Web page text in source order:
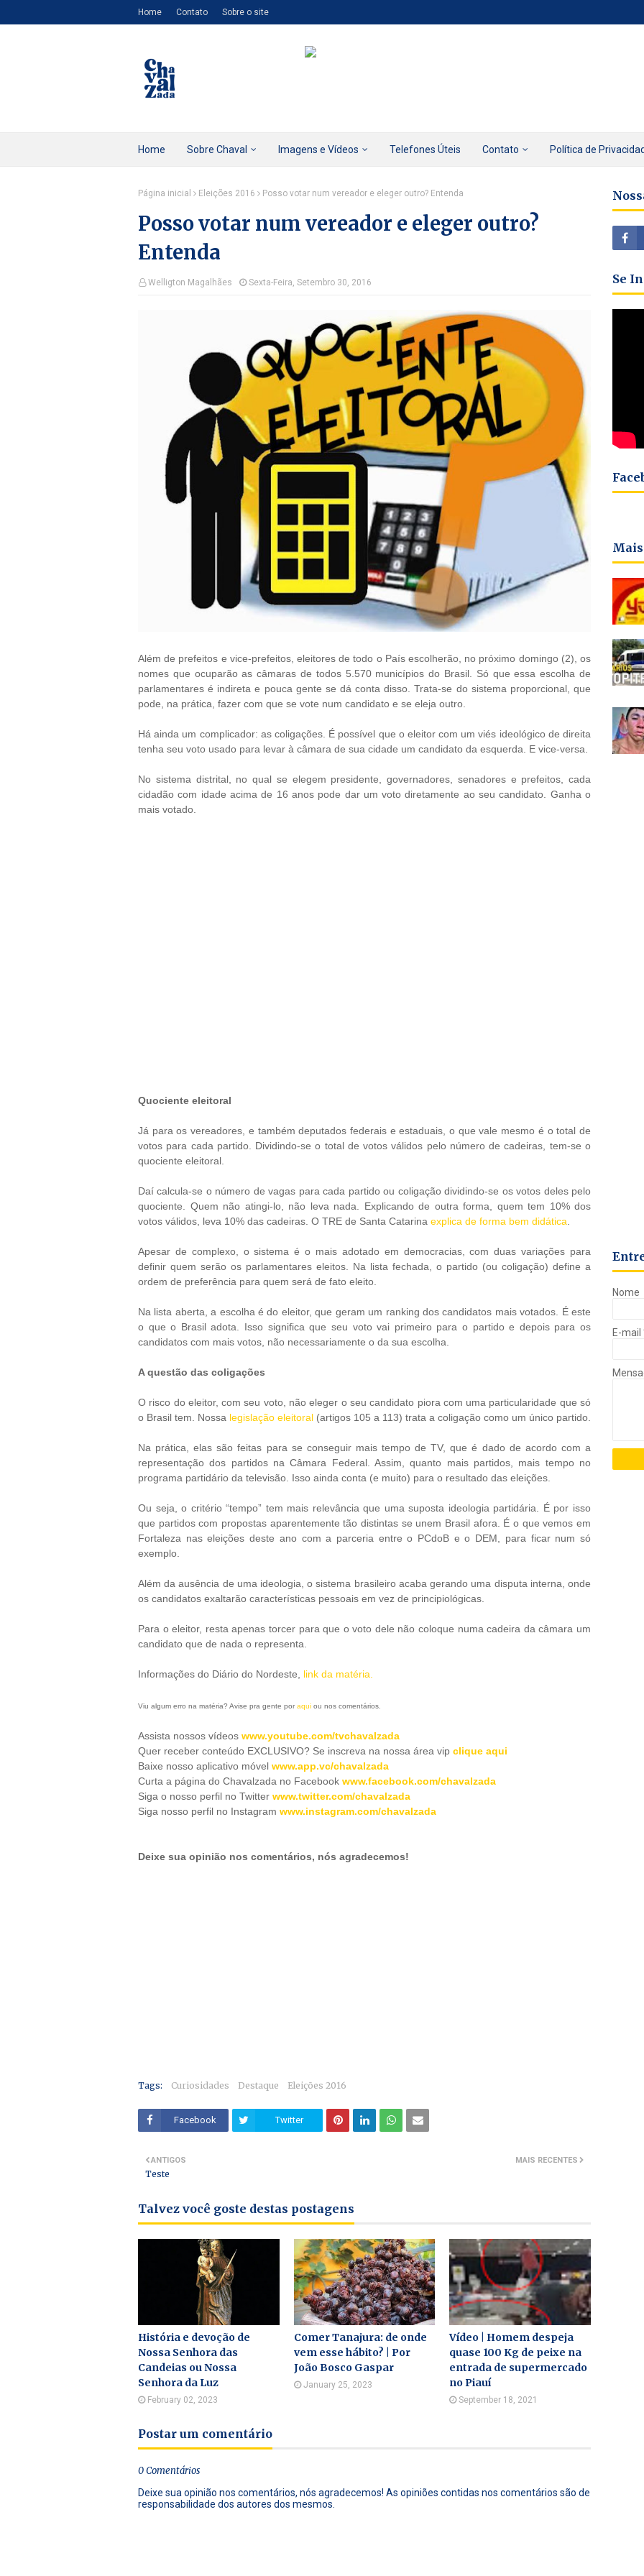
Home Contato Sobre o site
Home Sobre Chaval Imagens e Vídeos Telefones Úteis Contato Política de
Página inicial Eleições 2016 Posso votar num vereador e eleger outro? Entenda
Posso votar num vereador e eleger outro?
Entenda
Welligton Magalhães Sexta-Feira, Setembro 30, 2016
Além de prefeitos e vice-prefeitos, eleitores de todo o País escolherão, no próximo domingo (2), os
nomes que ocuparão as câmaras de todos 5.570 municípios do Brasil. Só que essa escolha de
parlamentares é indireta e pouca gente se dá conta disso. Trata-se do sistema proporcional, que
pode, na prática, fazer com que se vote num candidato e se eleja outro.
Há ainda um complicador: as coligações. É possível que o eleitor com um viés ideológico de direita
tenha seu voto usado para levar à câmara de sua cidade um candidato da esquerda. E vice-versa.
No sistema distrital, no qual se elegem presidente, governadores, senadores e prefeitos, cada
cidadão com idade acima de 16 anos pode dar um voto diretamente ao seu candidato. Ganha o
mais votado.
Quociente eleitoral
Já para os vereadores, e também deputados federais e estaduais, o que vale mesmo é o total de
votos para cada partido. Dividindo-se o total de votos válidos pelo número de cadeiras, tem-se o
quociente eleitoral.
Daí calcula-se o número de vagas para cada partido ou coligação dividindo-se os votos deles pelo
quociente. Quem não atingi-lo, não leva nada. Explicando de outra forma, quem tem 10% dos
votos válidos, leva 10% das cadeiras. O TRE de Santa Catarina explica de forma bem didática
Apesar de complexo, o sistema é o mais adotado em democracias, com duas variações para
definir quem serão os parlamentares eleitos. Na lista fechada, o partido (ou coligação) define a
ordem de preferência para quem será de fato eleito.
Na lista aberta, a escolha é do eleitor, que geram um ranking dos candidatos mais votados. É este
o que o Brasil adota. Isso significa que seu voto vai primeiro para o partido e depois para os
candidatos com mais votos, não necessariamente o da sua escolha.
A questão das coligações
O risco do eleitor, com seu voto, não eleger o seu candidato piora com uma particularidade que só
o Brasil tem. Nossa legislação eleitoral (artigos 105 a 113) trata a coligação como um único partido.
Na prática, elas são feitas para se conseguir mais tempo de TV, que é dado de acordo com a
representação dos partidos na Câmara Federal. Assim, quanto mais partidos, mais tempo no
programa partidário da televisão. Isso ainda conta (e muito) para o resultado das eleições.
Ou seja, o critério “tempo” tem mais relevância que uma suposta ideologia partidária. É por isso
que partidos com propostas aparentemente tão distintas se unem Brasil afora. É o que vemos em
Fortaleza nas eleições deste ano com a parceria entre o PCdoB e o DEM, para ficar num só
exemplo.
Além da ausência de uma ideologia, o sistema brasileiro acaba gerando uma disputa interna, onde
os candidatos exaltarão características pessoais em vez de principiológicas.
Para o eleitor, resta apenas torcer para que o voto dele não coloque numa cadeira da câmara um
candidato que de nada o representa.
Informações do Diário do Nordeste, link da matéria.
Viu algum erro na matéria? Avise pra gente por aqui ou nos comentários.
Assista nossos vídeos www.youtube.com/tvchavalzada
Quer receber conteúdo EXCLUSIVO? Se inscreva na nossa área vip clique aqui
Baixe nosso aplicativo móvel www.app.vc/chavalzada
Curta a página do Chavalzada no Facebook www.facebook.com/chavalzada
Siga o nosso perfil no Twitter www.twitter.com/chavalzada
Siga nosso perfil no Instagram www.instagram.com/chavalzada
Deixe sua opinião nos comentários, nós agradecemos!
Tags: Curiosidades Destaque Eleições 2016
Facebook Twitter
MAIS RECENTES
ANTIGOS
Teste
Talvez você goste destas postagens
História e devoção de
Nossa Senhora das
Candeias ou Nossa
Senhora da Luz
February 02, 2023
Comer Tanajura: de onde
vem esse hábito? | Por
João Bosco Gaspar
January 25, 2023
Vídeo | Homem despeja
quase 100 Kg de peixe na
entrada de supermercado
no Piauí
September 18, 2021
Postar um comentário
0 Comentários
Deixe sua opinião nos comentários, nós agradecemos! As opiniões contidas nos comentários são de
responsabilidade dos autores dos mesmos.
Se
Nome
E-mail